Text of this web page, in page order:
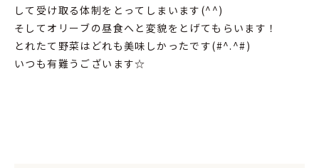
して受け取る体制をとってしまいます(^^)
そしてオリーブの昼食へと変貌をとげてもらいます！
とれたて野菜はどれも美味しかったです(#^.^#)
いつも有難うございます☆